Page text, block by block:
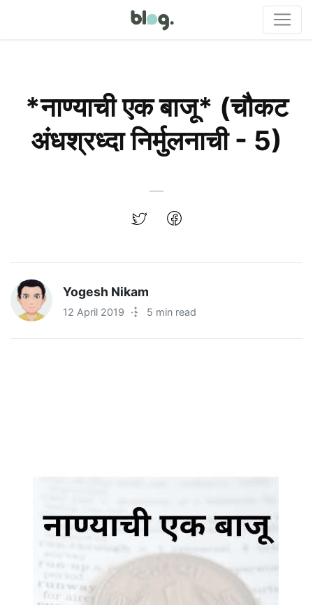
*नाण्याची एक बाजू* (चौकट
अंधश्रध्दा निर्मुलनाची - 5)
Yogesh Nikam
12 April 2019 · 5 min read